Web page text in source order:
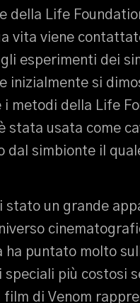
della Life
vita viene
esperimenti dei
inizialmente si
i metodi della Life
stata usata come
dal simbionte il
stato un grande
ha puntato molto
più costosi
di Venom